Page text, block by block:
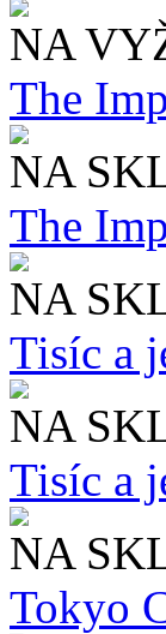
NA
The
NA
The
NA
Tisíc a
NA
Tisíc a
NA
Tokyo